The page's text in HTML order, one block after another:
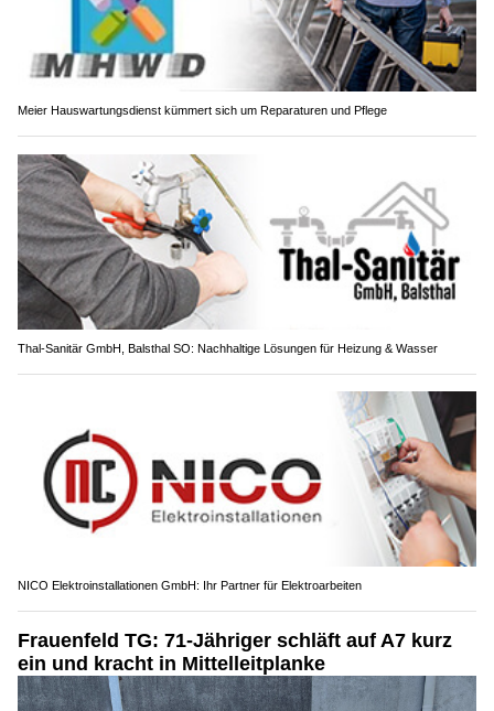
Meier Hauswartungsdienst kümmert sich um Reparaturen und Pflege
Thal-Sanitär GmbH, Balsthal SO: Nachhaltige Lösungen für Heizung & Wasser
NICO Elektroinstallationen GmbH: Ihr Partner für Elektroarbeiten
Frauenfeld TG: 71-Jähriger schläft auf A7 kurz
ein und kracht in Mittelleitplanke